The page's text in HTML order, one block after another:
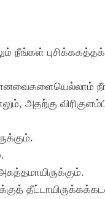
நீங்கள்
அதற்கு